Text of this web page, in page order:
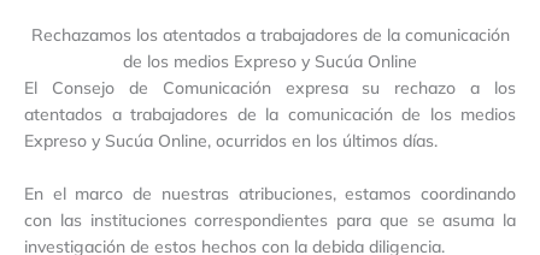
Rechazamos los atentados a trabajadores de la comunicación
de los medios Expreso y Sucúa Online
El Consejo de Comunicación expresa su rechazo a los
atentados a trabajadores de la comunicación de los medios
Expreso y Sucúa Online, ocurridos en los últimos días.
En el marco de nuestras atribuciones, estamos coordinando
con las instituciones correspondientes para que se asuma la
investigación de estos hechos con la debida diligencia.